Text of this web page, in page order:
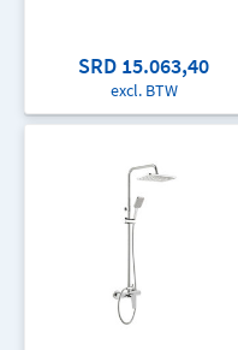
SRD 15.063,40
excl. BTW